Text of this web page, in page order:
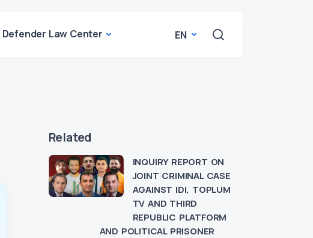
Defender Law Center EN
Related
INQUIRY REPORT ON
JOINT CRIMINAL CASE
AGAINST IDI, TOPLUM
TV AND THIRD
REPUBLIC PLATFORM
AND POLITICAL PRISONER